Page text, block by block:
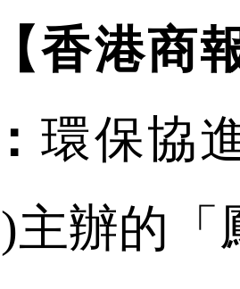
【香港商
環保協
主辦的「